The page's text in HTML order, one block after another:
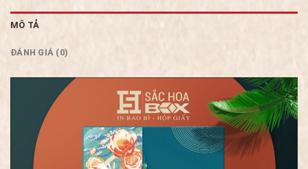
MÔ TẢ
ĐÁNH GIÁ (0)